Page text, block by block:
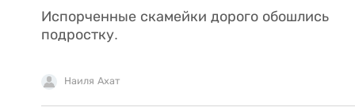
Испорченные скамейки дорого обошлись
подростку.
Наиля Ахат